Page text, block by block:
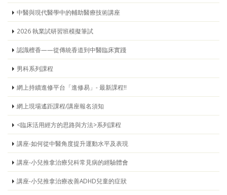
中醫與現代醫學中的輔助醫療技術講座
2026 執業試研習班模擬筆試
認識檀香——從傳統香道到中醫臨床實踐
男科系列課程
網上持續進修平台「進修易」- 最新課程!!
網上現場遙距課程/講座報名須知
<臨床活用經方的思路與方法>系列課程
講座-如何從中醫角度提升運動水平及表現
講座-小兒推拿治療兒科常見病的經驗體會
講座-小兒推拿治療改善ADHD兒童的症狀